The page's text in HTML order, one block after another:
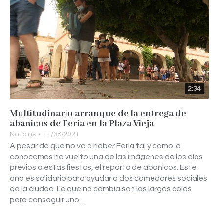
2:34
Multitudinario arranque de la entrega de
abanicos de Feria en la Plaza Vieja
Noticias 11/08/2021
A pesar de que no va a haber Feria tal y como la
conocemos ha vuelto una de las imágenes de los días
previos a estas fiestas, el reparto de abanicos. Este
año es solidario para ayudar a dos comedores sociales
de la ciudad. Lo que no cambia son las largas colas
para conseguir uno…